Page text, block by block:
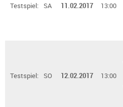
Testspiel: SA 11.02.2017 13:00
Testspiel: SO 12.02.2017 13:00